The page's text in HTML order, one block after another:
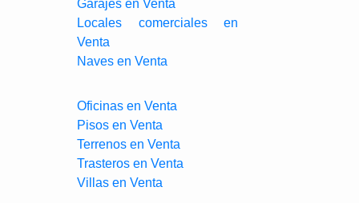
Garajes en Venta
Locales comerciales en
Venta
Naves en Venta
Oficinas en Venta
Pisos en Venta
Terrenos en Venta
Trasteros en Venta
Villas en Venta